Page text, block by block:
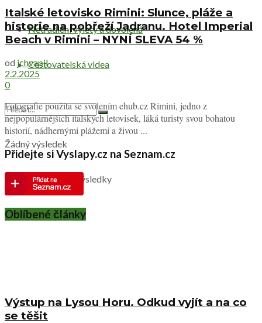
Netradiční výlety a dovolená
Cestovatelská videa
Žádný výsledek
Zobrazit všechny výsledky
Italské letovisko Rimini: Slunce, pláže a
historie na pobřeží Jadranu. Hotel Imperial
Beach v Rimini – NYNÍ SLEVA 54 %
od jchvapil
2.2.2025
0
Fotografie použita se svolením ehub.cz Rimini, jedno z
nejpopulárnějších italských letovisek, láká turisty svou bohatou
historií, nádhernými plážemi a živou ...
Přidejte si Vyslapy.cz na Seznam.cz
Oblíbené články
Výstup na Lysou Horu. Odkud vyjít a na co
se těšit